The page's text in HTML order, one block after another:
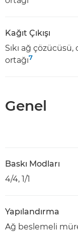
Kağıt Çıkışı
Sıkı ağ
ortağı7
Genel
Baskı Modları
4/4, 1/1
Yapılandırma
Ağ beslemeli